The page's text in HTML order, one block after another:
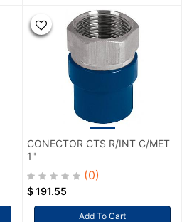
CONECTOR CTS R/INT C/MET
1"
(0)
$191.55
Add To Cart